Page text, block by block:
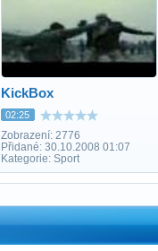
KickBox
02:25
Zobrazení: 2776
Přidané: 30.10.2008 01:07
Kategorie: Sport